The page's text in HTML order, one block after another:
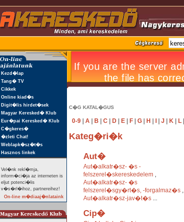
Kezd�lap
Tang� TV
Cikkek
Online kiad�s
Digit�lis hirdet�sek
Magyar Keresked� Klub
Eur�pai Keresked� Klub
C�gkeres�
�zleti Chat!
Weblapk�sz�t�s
Hasznos linkek
Vel�nk rekl�mja,
inform�ci�ja az interneten is
eljut potenci�lis
v�s�rl�ihoz, partnereihez!
On-line m�diaaj�nlataink
C�G KATAL�GUS
0-9| A| B C D| E| F| G| H J K| L|
Kateg�ri�k
Aut�
Aut�alkatr�sz- �s -
felszerel�skereskedelem ,
Aut�alkatr�sz- �s
felszerel�sgy�rt�s, -forgalmaz�s ,
Aut�alkatr�sz-jav�t�s ...
Cip�